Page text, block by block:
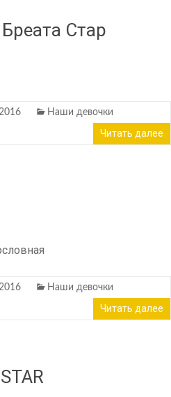
Стар
Наши девочки
Читать далее
Наши девочки
Читать далее